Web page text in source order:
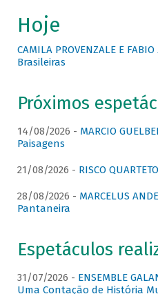
Hoje
CAMILA PROVENZALE E
Brasileiras
Próximos
14/08/2026 - MARCIO
Paisagens
21/08/2026 - RISCO
28/08/2026 - MARCELUS
Pantaneira
Espetáculos
31/07/2026 - ENSEMBLE
Uma Contação de História